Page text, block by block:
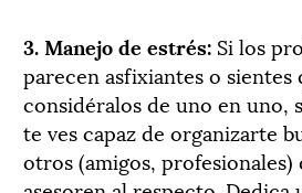
3. Manejo de estrés: Si los
parecen asfixiantes o sientes
considéralos de uno en uno,
te ves capaz de organizarte
otros (amigos,